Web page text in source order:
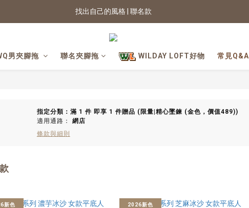
2026新色上市 | 快看
2026新色上市 | 快看
男夾腳拖 聯名夾腳拖 WILDAY LOFT好物 常見Q&A
指定分類：滿 1 件 即享 1 件贈品 (限量|精心墜鍊 (金色，價值489))
適用通路： 網店
條款與細則
新色 2026新色